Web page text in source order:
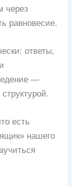
через
равновесие.
ответы,
—
есть
нашего